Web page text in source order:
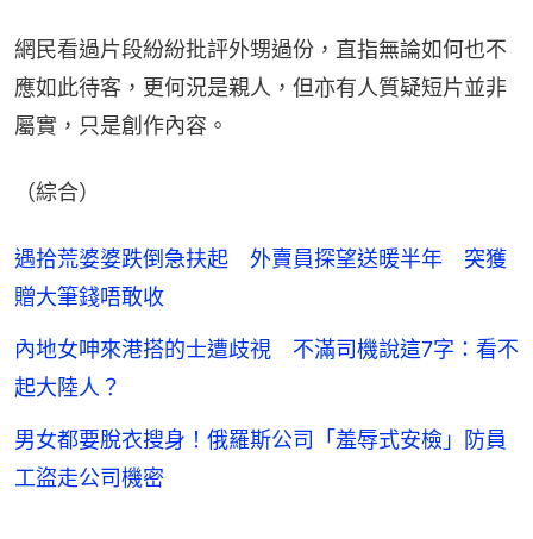
網民看過片段紛紛批評外甥過份，直指無論如何也不
應如此待客，更何況是親人，但亦有人質疑短片並非
屬實，只是創作內容。
（綜合）
遇拾荒婆婆跌倒急扶起 外賣員探望送暖半年 突獲
贈大筆錢唔敢收
內地女呻來港搭的士遭歧視 不滿司機說這7字：看不
起大陸人？
男女都要脫衣搜身！俄羅斯公司「羞辱式安檢」防員
工盜走公司機密